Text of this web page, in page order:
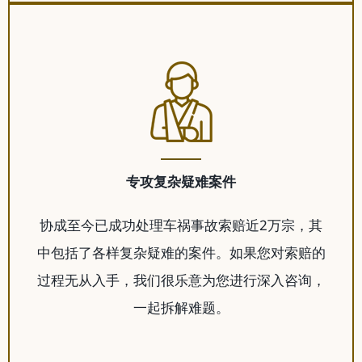
专攻复杂疑难案件
协成至今已成功处理车祸事故索赔近2万宗，其
中包括了各样复杂疑难的案件。如果您对索赔的
过程无从入手，我们很乐意为您进行深入咨询，
一起拆解难题。